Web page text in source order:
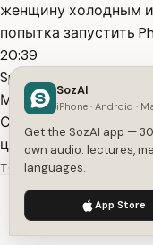
женщину холодным
попытка запустить
20:39
Speaker A
Можно, но система
Смотрите сюда. Это
центре находится
тестостерон
доминированию. И
диктует эмпатию и
21:02
We use cookies to enhance
SozAI
iPhone · Android ·
Get the SozAI app —
own audio: lectures,
languages.
App Store